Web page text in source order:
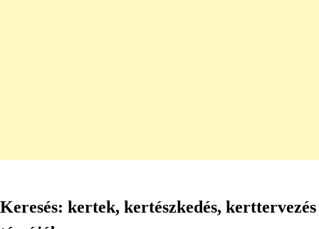
Keresés: kertek, kertészkedés, kerttervezés